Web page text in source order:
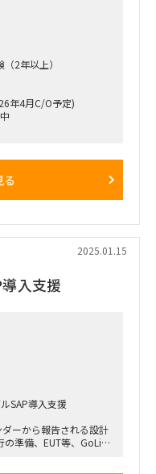
2年以上）
年4月C/O予定)
2025.01.15
入支援
SAP導入支援
ーから報告される設計
準備、EUT等、GoLive